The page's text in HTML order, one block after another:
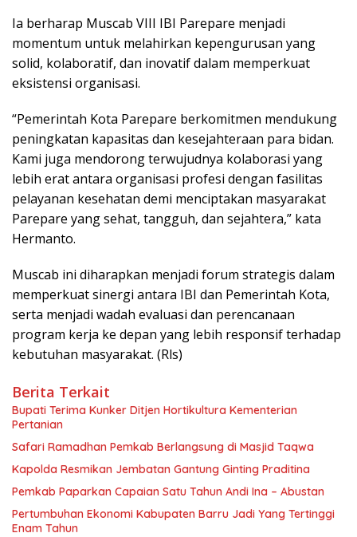
Ia berharap Muscab VIII IBI Parepare menjadi
momentum untuk melahirkan kepengurusan yang
solid, kolaboratif, dan inovatif dalam memperkuat
eksistensi organisasi.
“Pemerintah Kota Parepare berkomitmen mendukung
peningkatan kapasitas dan kesejahteraan para bidan.
Kami juga mendorong terwujudnya kolaborasi yang
lebih erat antara organisasi profesi dengan fasilitas
pelayanan kesehatan demi menciptakan masyarakat
Parepare yang sehat, tangguh, dan sejahtera,” kata
Hermanto.
Muscab ini diharapkan menjadi forum strategis dalam
memperkuat sinergi antara IBI dan Pemerintah Kota,
serta menjadi wadah evaluasi dan perencanaan
program kerja ke depan yang lebih responsif terhadap
kebutuhan masyarakat. (Rls)
Berita Terkait
Bupati Terima Kunker Ditjen Hortikultura Kementerian
Pertanian
Safari Ramadhan Pemkab Berlangsung di Masjid Taqwa
Kapolda Resmikan Jembatan Gantung Ginting Praditina
Pemkab Paparkan Capaian Satu Tahun Andi Ina – Abustan
Pertumbuhan Ekonomi Kabupaten Barru Jadi Yang Tertinggi
Enam Tahun